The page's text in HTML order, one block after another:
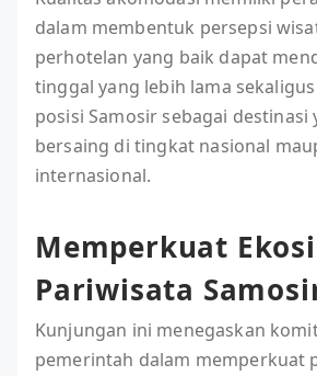
dalam membentuk persepsi
perhotelan yang baik dapat
tinggal yang lebih lama
posisi Samosir sebagai destinasi
bersaing di tingkat nasional
internasional.
Memperkuat
Pariwisata
Kunjungan ini menegaskan
pemerintah dalam memperkuat